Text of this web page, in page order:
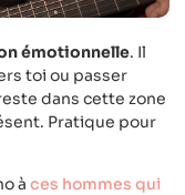
émotionnelle. Il
toi ou passer
dans cette zone
Pratique pour
à ces hommes qui